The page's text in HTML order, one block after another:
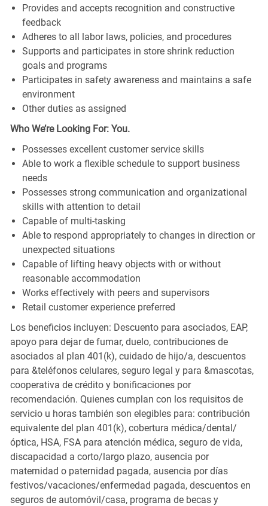
Provides and accepts recognition and constructive
feedback
Adheres to all labor laws, policies, and procedures
Supports and participates in store shrink reduction
goals and programs
Participates in safety awareness and maintains a safe
environment
Other duties as assigned
Who We’re Looking For: You.
Possesses excellent customer service skills
Able to work a flexible schedule to support business
needs
Possesses strong communication and organizational
skills with attention to detail
Capable of multi-tasking
Able to respond appropriately to changes in direction or
unexpected situations
Capable of lifting heavy objects with or without
reasonable accommodation
Works effectively with peers and supervisors
Retail customer experience preferred
Los beneficios incluyen: Descuento para asociados, EAP,
apoyo para dejar de fumar, duelo, contribuciones de
asociados al plan 401(k), cuidado de hijo/a, descuentos
para &teléfonos celulares, seguro legal y para &mascotas,
cooperativa de crédito y bonificaciones por
recomendación. Quienes cumplan con los requisitos de
servicio u horas también son elegibles para: contribución
equivalente del plan 401(k), cobertura médica/dental/
óptica, HSA, FSA para atención médica, seguro de vida,
discapacidad a corto/largo plazo, ausencia por
maternidad o paternidad pagada, ausencia por días
festivos/vacaciones/enfermedad pagada, descuentos en
seguros de automóvil/casa, programa de becas y